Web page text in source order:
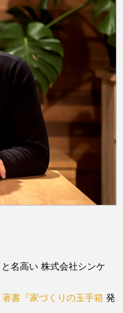
と名高い 株式会社シンケ
著書『家づくりの玉手箱 発